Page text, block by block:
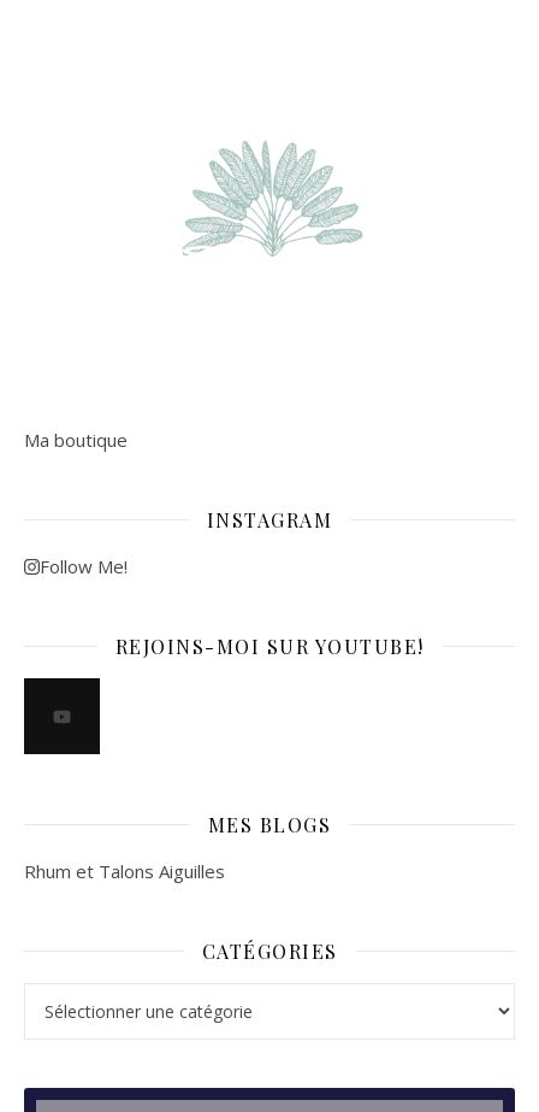
Ma boutique
INSTAGRAM
Follow Me!
REJOINS-MOI SUR YOUTUBE!
MES BLOGS
Rhum et Talons Aiguilles
CATÉGORIES